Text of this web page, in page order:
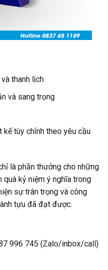
thanh lịch
và sang trọng
tùy chỉnh theo yêu cầu
là phần thưởng cho những
quà kỷ niệm ý nghĩa trong
sự trân trọng và công
tựu đã đạt được.
996 745 (Zalo/inbox/call)